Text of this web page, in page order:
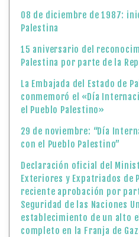
08 de diciembre de 1987:
Palestina
15 aniversario del
Palestina por parte de la
La Embajada del Estado de
conmemoró el «Día
el Pueblo Palestino»
29 de noviembre: “Día
con el Pueblo Palestino”
Declaración oficial del
Exteriores y Expatriados de
reciente aprobación por
Seguridad de las Naciones
establecimiento de un alto
completo en la Franja de